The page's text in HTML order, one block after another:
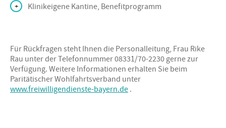
Klinikeigene Kantine, Benefitprogramm
Für Rückfragen steht Ihnen die Personalleitung, Frau Rike
Rau unter der Telefonnummer 08331/70-2230 gerne zur
Verfügung. Weitere Informationen erhalten Sie beim
Paritätischer Wohlfahrtsverband unter
www.freiwilligendienste-bayern.de.